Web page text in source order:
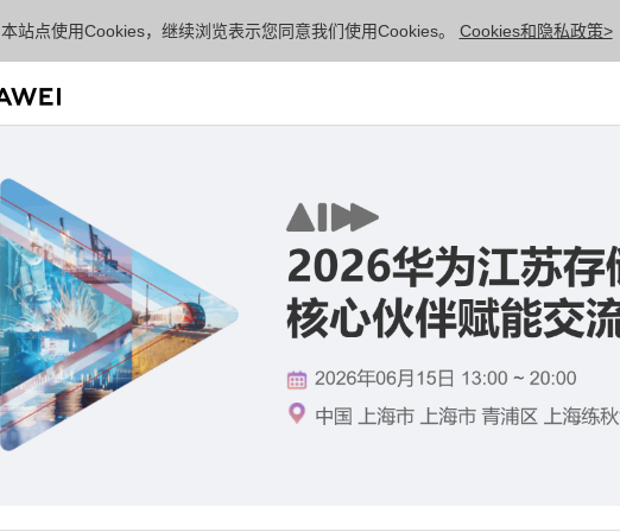
本站点使用Cookies，继续浏览表示您同意我们使用Cookies。 Cookies和隐私政策>